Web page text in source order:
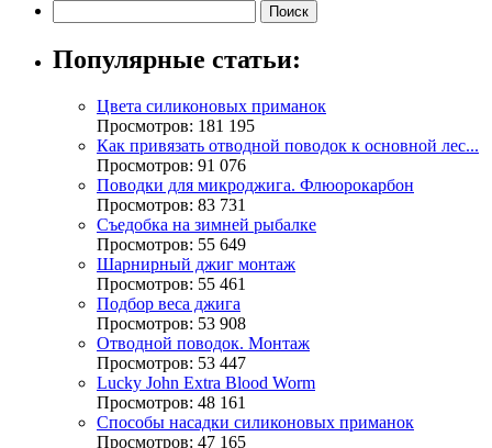
Популярные статьи:
Цвета силиконовых приманок
Просмотров: 181 195
Как привязать отводной поводок к основной лес...
Просмотров: 91 076
Поводки для микроджига. Флюорокарбон
Просмотров: 83 731
Съедобка на зимней рыбалке
Просмотров: 55 649
Шарнирный джиг монтаж
Просмотров: 55 461
Подбор веса джига
Просмотров: 53 908
Отводной поводок. Монтаж
Просмотров: 53 447
Lucky John Extra Blood Worm
Просмотров: 48 161
Способы насадки силиконовых приманок
Просмотров: 47 165